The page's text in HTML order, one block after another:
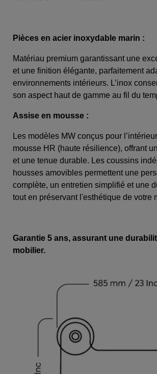
Pièces en acier inoxydable marin :
Matériau premium garantissant une
et une finition élégante, parfaitement
environnements intérieurs. L’inox
son aspect haut de gamme au fil du
Assise en mousse :
Les modèles MW conçus pour
mousse HR (haute résilience), offrant
et une tenue durable. Les coussins
housses amovibles permettent une
complète, un entretien simplifié et une
tout en préservant l'esthétique de votre
Garantie 5 ans, assurant une
mobilier.